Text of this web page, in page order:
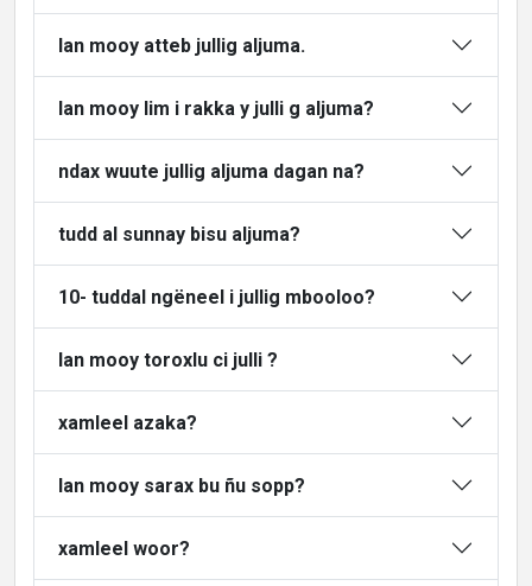
lan mooy atteb jullig aljuma.
lan mooy lim i rakka y julli g aljuma?
ndax wuute jullig aljuma dagan na?
tudd al sunnay bisu aljuma?
10- tuddal ngëneel i jullig mbooloo?
lan mooy toroxlu ci julli ?
xamleel azaka?
lan mooy sarax bu ñu sopp?
xamleel woor?